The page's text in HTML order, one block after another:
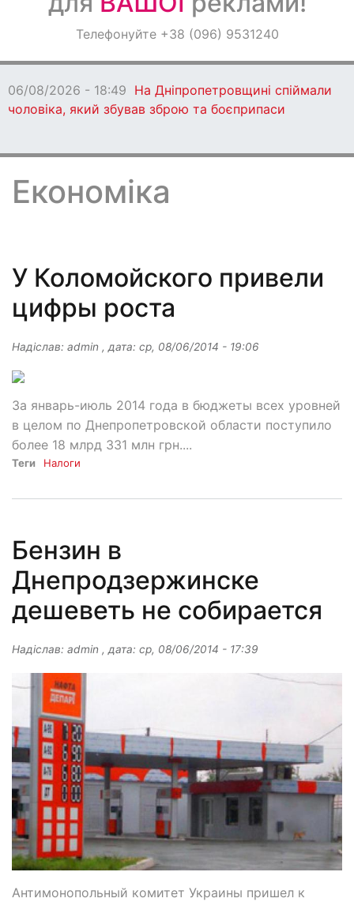
ОголошенняТелефонуйте +38 (096) 9531240
06/08/2026 - 18:47
Ворог
бив по Дніпропетровщині: є
Економіка
У Коломойского привели
цифры роста
Надіслав: admin , дата: ср, 08/06/2014 - 19:06
За январь-июль 2014 года в бюджеты всех уровней
в целом по Днепропетровской области поступило
более 18 млрд 331 млн грн....
Теги Налоги
Бензин в
Днепродзержинске
дешеветь не собирается
Надіслав: admin , дата: ср, 08/06/2014 - 17:39
Антимонопольный комитет Украины пришел к